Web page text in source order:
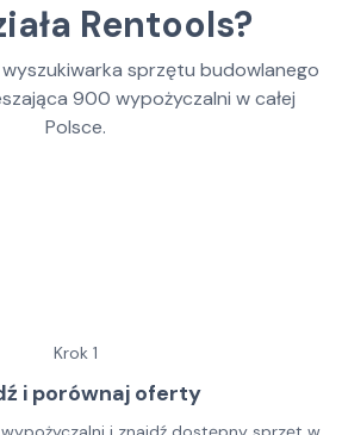
Rentools?
sprzętu budowlanego
900 wypożyczalni w całej
Polsce.
Krok 1
i porównaj oferty